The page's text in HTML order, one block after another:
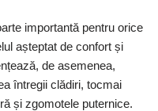
importantă pentru orice
așteptat de confort și
de asemenea,
întregii clădiri, tocmai
și zgomotele puternice.